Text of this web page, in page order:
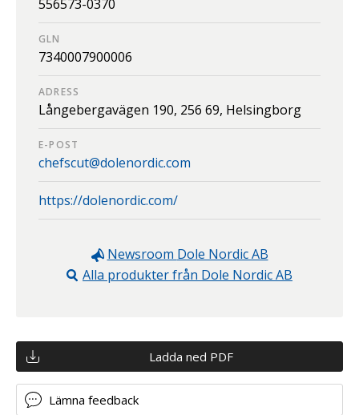
556573-0370
GLN
7340007900006
ADRESS
Långebergavägen 190, 256 69, Helsingborg
E-POST
chefscut@dolenordic.com
https://dolenordic.com/
Newsroom Dole Nordic AB
Alla produkter från Dole Nordic AB
Ladda ned PDF
Lämna feedback